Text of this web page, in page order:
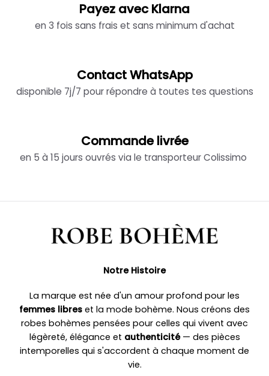
Payez avec Klarna
en 3 fois sans frais et sans minimum d'achat
Contact WhatsApp
disponible 7j/7 pour répondre à toutes tes questions
Commande livrée
en 5 à 15 jours ouvrés via le transporteur Colissimo
Notre Histoire
La marque est née d'un amour profond pour les
femmes libres et la mode bohème. Nous créons des
robes bohèmes pensées pour celles qui vivent avec
légèreté, élégance et authenticité— des pièces
intemporelles qui s'accordent à chaque moment de
vie.